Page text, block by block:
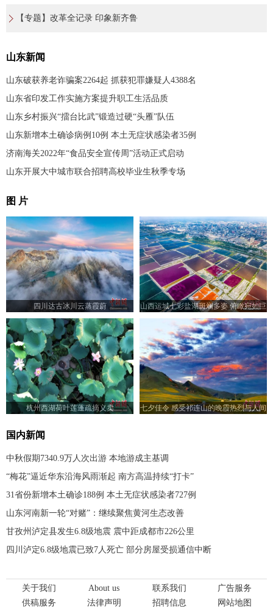
【专题】改革全记录 印象新齐鲁
山东新闻
山东破获养老诈骗案2264起 抓获犯罪嫌疑人4388名
山东省印发工作实施方案提升职工生活品质
山东乡村振兴“擂台比武”锻造过硬“头雁”队伍
山东新增本土确诊病例10例 本土无症状感染者35例
济南海关2022年“食品安全宣传周”活动正式启动
山东开展大中城市联合招聘高校毕业生秋季专场
图 片
四川达古冰川云蒸霞蔚
山西运城七彩盐湖斑斓多姿 俯瞰宛如巨
型调色板
杭州西湖荷叶莲蓬疏摘义卖
七夕佳令 感受祁连山的晚霞热烈与人间
国内新闻
中秋假期7340.9万人次出游 本地游成主基调
“梅花”逼近华东沿海风雨渐起 南方高温持续“打卡”
31省份新增本土确诊188例 本土无症状感染者727例
山东河南新一轮“对赌”：继续聚焦黄河生态改善
甘孜州泸定县发生6.8级地震 震中距成都市226公里
四川泸定6.8级地震已致7人死亡 部分房屋受损通信中断
关于我们 About us 联系我们
广告服务
供稿服务
法律声明 招聘信息 网站地图